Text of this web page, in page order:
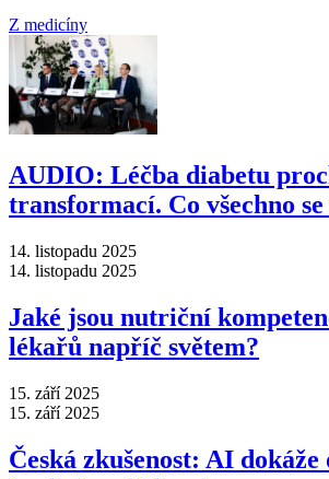
Z medicíny
AUDIO: Léčba diabetu
transformací. Co všechno
14. listopadu 2025
14. listopadu 2025
Jaké jsou nutriční
lékařů napříč světem?
15. září 2025
15. září 2025
Česká zkušenost: AI